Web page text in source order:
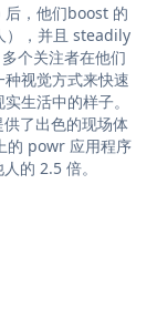
，他们boost 的
），并且 steadily
个关注者在他们
视觉方式来快速
生活中的样子。
了出色的现场体
的 powr 应用程序
的 2.5 倍。